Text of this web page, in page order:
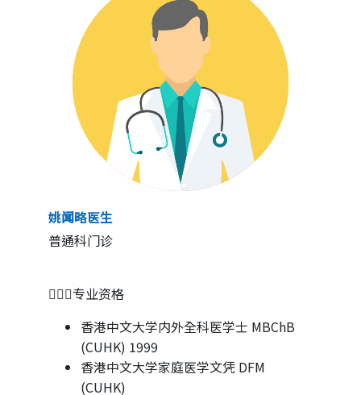
姚闻略医生
普通科门诊
👨🏻‍⚕专业资格
香港中文大学内外全科医学士 MBChB
(CUHK) 1999
香港中文大学家庭医学文凭 DFM
(CUHK)